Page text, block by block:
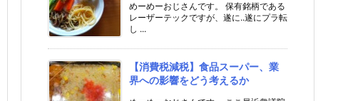
めーめーおじさんです。 保有銘柄である
レーザーテックですが、遂に..遂にプラ転
し ...
【消費税減税】食品スーパー、業
界への影響をどう考えるか